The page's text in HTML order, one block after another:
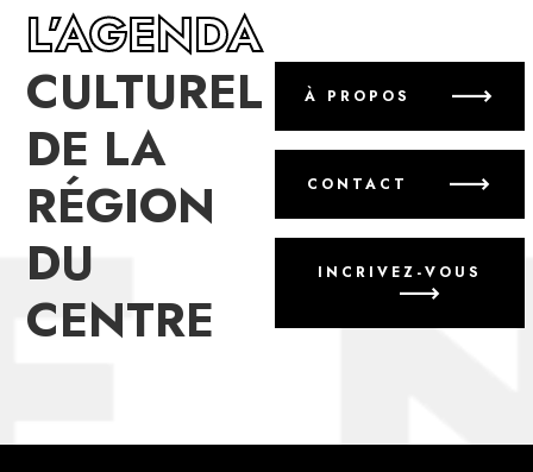
L’AGENDA
CULTUREL
DE LA
RÉGION
DU
CENTRE
À PROPOS
CONTACT
INCRIVEZ-VOUS